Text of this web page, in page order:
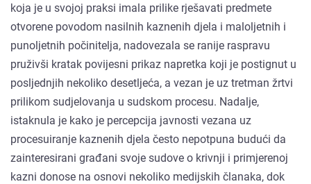
koja je u svojoj praksi imala prilike rješavati predmete
otvorene povodom nasilnih kaznenih djela i maloljetnih i
punoljetnih počinitelja, nadovezala se ranije raspravu
pruživši kratak povijesni prikaz napretka koji je postignut u
posljednjih nekoliko desetljeća, a vezan je uz tretman žrtvi
prilikom sudjelovanja u sudskom procesu. Nadalje,
istaknula je kako je percepcija javnosti vezana uz
procesuiranje kaznenih djela često nepotpuna budući da
zainteresirani građani svoje sudove o krivnji i primjerenoj
kazni donose na osnovi nekoliko medijskih članaka, dok